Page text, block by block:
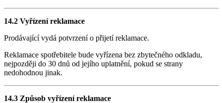
14.2 Vyřízení reklamace
Prodávající vydá potvrzení o přijetí reklamace.
Reklamace spotřebitele bude vyřízena bez zbytečného odkladu,
nejpozději do 30 dnů od jejího uplatnění, pokud se strany
nedohodnou jinak.
14.3 Způsob vyřízení reklamace